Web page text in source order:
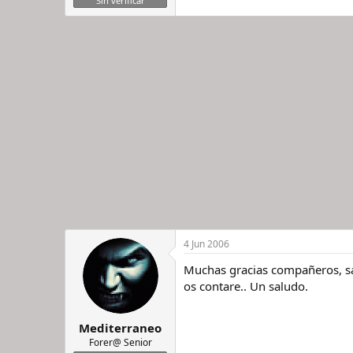
Mediterraneo
Forer@ Senior
4 Jun 2006
Muchas gracias compañeros,
os contare.. Un saludo.